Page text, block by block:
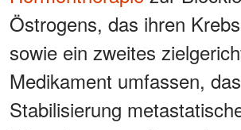
Östrogens, das ihren
sowie ein zweites
Medikament umfassen,
Stabilisierung